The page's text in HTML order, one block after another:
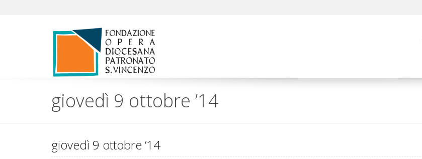
giovedì 9 ottobre ’14
giovedì 9 ottobre ’14